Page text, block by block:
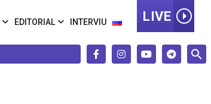
EDITORIAL INTERVIU LIVE